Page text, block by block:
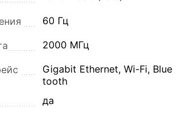
60 Гц
2000 МГц
Gigabit Ethernet, Wi-Fi, Blue
tooth
да